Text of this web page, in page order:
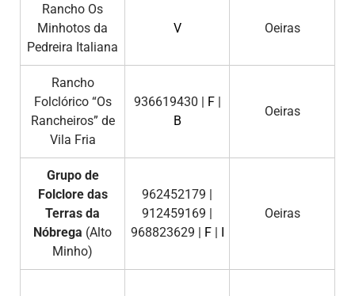
Rancho Os
Minhotos da
Pedreira Italiana
V Oeiras
Rancho
Folclórico “Os
Rancheiros” de
Vila Fria
936619430 | F|
B
Oeiras
Grupo de
Folclore das
Terras da
Nóbrega (Alto
Minho)
962452179 |
912459169 |
968823629 | F| I
Oeiras